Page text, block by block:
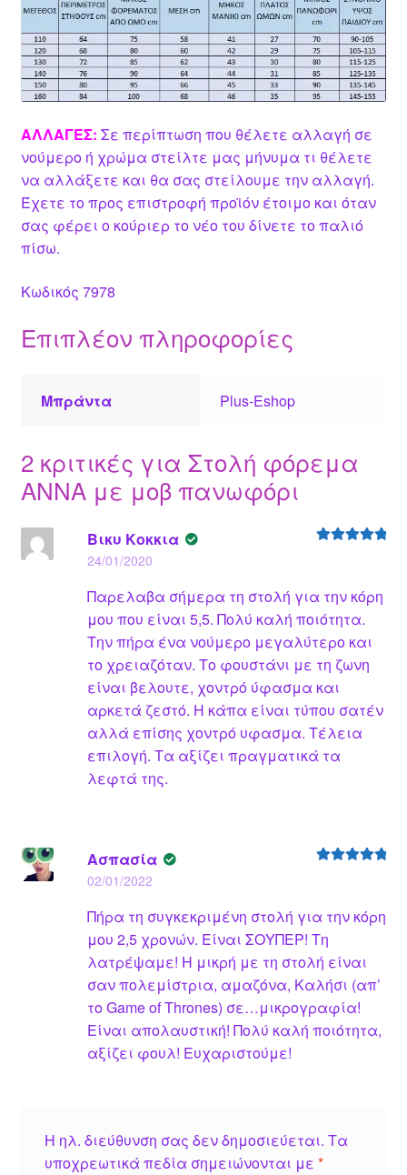
ΑΛΛΑΓΕΣ: Σε περίπτωση που θέλετε αλλαγή σε
νούμερο ή χρώμα στείλτε μας μήνυμα τι θέλετε
να αλλάξετε και θα σας στείλουμε την αλλαγή.
Έχετε το προς επιστροφή προϊόν έτοιμο και όταν
σας φέρει ο κούριερ το νέο του δίνετε το παλιό
πίσω.
Κωδικός 7978
Επιπλέον πληροφορίες
Μπράντα Plus-Eshop
2 κριτικές για Στολή φόρεμα
ΑΝΝΑ με μοβ πανωφόρι
Βικυ Κοκκια
24/01/2020
Παρελαβα σήμερα τη στολή για την κόρη
μου που είναι 5,5. Πολύ καλή ποιότητα.
Την πήρα ένα νούμερο μεγαλύτερο και
το χρειαζόταν. Το φουστάνι με τη ζωνη
είναι βελουτε, χοντρό ύφασμα και
αρκετά ζεστό. Η κάπα είναι τύπου σατέν
αλλά επίσης χοντρό υφασμα. Τέλεια
επιλογή. Τα αξίζει πραγματικά τα
λεφτά της.
Ασπασία
02/01/2022
Πήρα τη συγκεκριμένη στολή για την κόρη
μου 2,5 χρονών. Είναι ΣΟΥΠΕΡ! Τη
λατρέψαμε! Η μικρή με τη στολή είναι
σαν πολεμίστρια, αμαζόνα, Καλήσι (απ’
το Game of Thrones) σε…μικρογραφία!
Είναι απολαυστική! Πολύ καλή ποιότητα,
αξίζει φουλ! Ευχαριστούμε!
Η ηλ. διεύθυνση σας δεν δημοσιεύεται. Τα
υποχρεωτικά πεδία σημειώνονται με *